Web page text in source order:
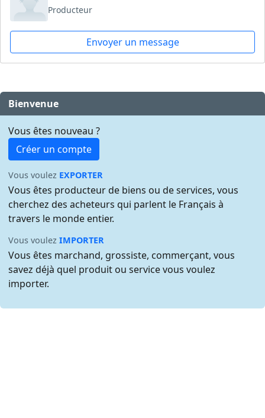
Producteur
Envoyer un message
Bienvenue
Vous êtes nouveau ?
Créer un compte
Vous voulez EXPORTER
Vous êtes producteur de biens ou de services, vous
cherchez des acheteurs qui parlent le Français à
travers le monde entier.
Vous voulezIMPORTER
Vous êtes marchand, grossiste, commerçant, vous
savez déjà quel produit ou service vous voulez
importer.